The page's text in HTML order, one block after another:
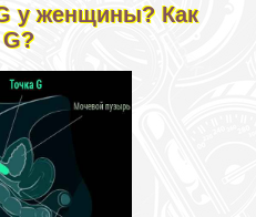
у женщины? Как